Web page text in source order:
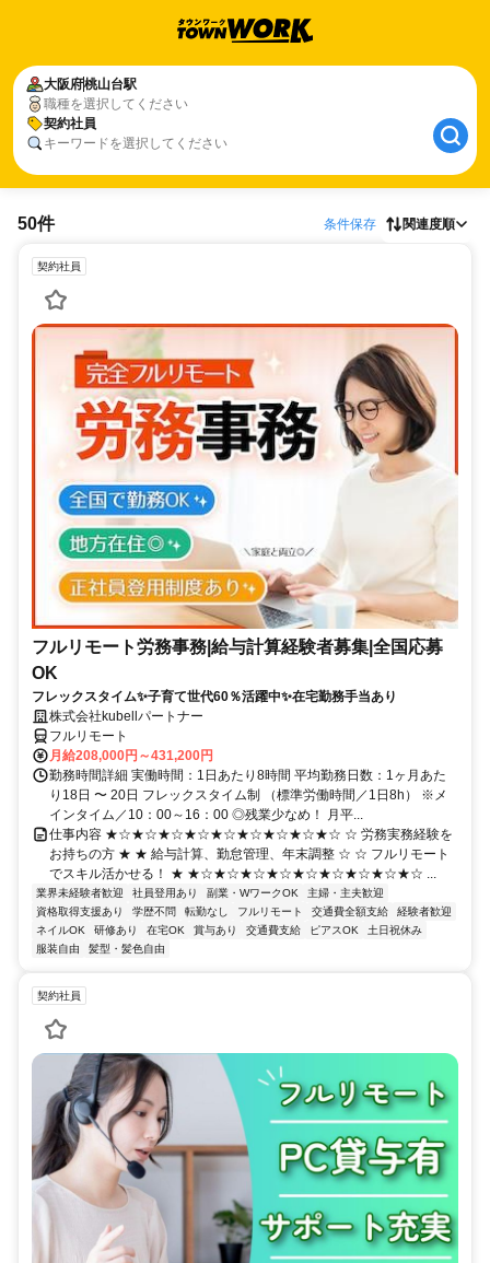
大阪府桃山台駅
職種を選択してください
契約社員
キーワードを選択してください
50件 条件保存 関連度順
契約社員
フルリモート労務事務|給与計算経験者募集|全国応募
OK
フレックスタイム✨子育て世代60％活躍中✨在宅勤務手当あり
株式会社kubellパートナー
フルリモート
月給208,000円～431,200円
勤務時間詳細 実働時間：1日あたり8時間 平均勤務日数：1ヶ月あた
り18日 〜 20日 フレックスタイム制 （標準労働時間／1日8h） ※メ
インタイム／10：00～16：00 ◎残業少なめ！ 月平...
仕事内容 ★☆★☆★☆★☆★☆★☆★☆★☆★☆ ☆ 労務実務経験を
お持ちの方 ★ ★ 給与計算、勤怠管理、年末調整 ☆ ☆ フルリモート
でスキル活かせる！ ★ ★☆★☆★☆★☆★☆★☆★☆★☆★☆ ...
業界未経験者歓迎 社員登用あり 副業・WワークOK
主婦・主夫歓迎
資格取得支援あり
学歴不問 転勤なし フルリモート 交通費全額支給
経験者歓迎
ネイルOK
研修あり 在宅OK 賞与あり 交通費支給 ピアスOK
土日祝休み
服装自由
髪型・髪色自由
契約社員